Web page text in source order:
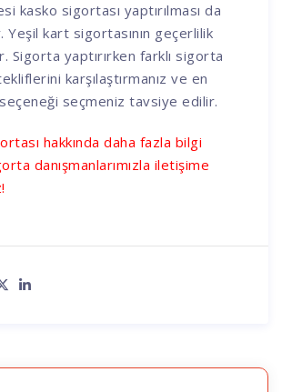
kasko sigortası yaptırılması da
kart sigortasının geçerlilik
Sigorta yaptırırken farklı sigorta
karşılaştırmanız ve en
seçmeniz tavsiye edilir.
hakkında daha fazla bilgi
danışmanlarımızla iletişime